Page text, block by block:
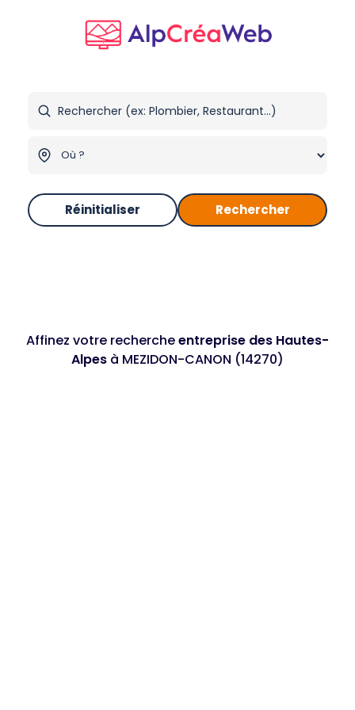
Réinitialiser Rechercher
Affinez votre rechercheentreprise des Hautes-
Alpes à MEZIDON-CANON (14270)